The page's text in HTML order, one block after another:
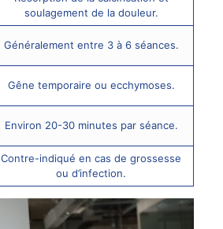
soulagement de la douleur.
Généralement entre 3 à 6 séances.
Gêne temporaire ou ecchymoses.
Environ 20-30 minutes par séance.
Contre-indiqué en cas de grossesse
ou d’infection.